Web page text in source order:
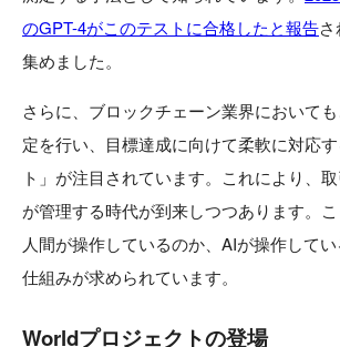
のGPT-4がこのテストに合格したと報告
集めました。
さらに、ブロックチェーン業界において
定を行い、目標達成に向けて柔軟に対応
ト」が注目されています。これにより、
が管理する時代が到来しつつあります。こ
人間が操作しているのか、AIが操作して
仕組みが求められています。
Worldプロジェクトの登場